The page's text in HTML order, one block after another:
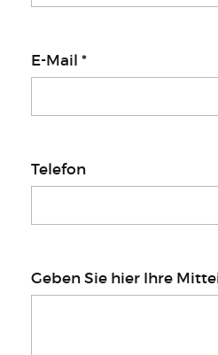
E-Mail *
Telefon
Geben Sie hier Ihre